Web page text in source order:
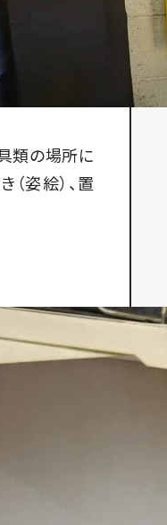
類の場所に
姿絵）、置